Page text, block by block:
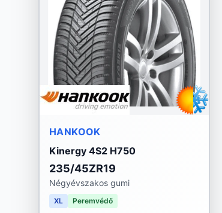
HANKOOK
Kinergy 4S2 H750
235/45ZR19
Négyévszakos gumi
XL Peremvédő